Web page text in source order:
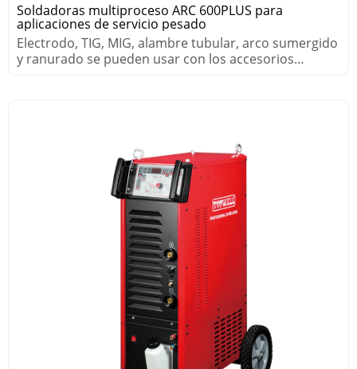
Soldadoras multiproceso ARC 600PLUS para
aplicaciones de servicio pesado
Electrodo, TIG, MIG, alambre tubular, arco sumergido
y ranurado se pueden usar con los accesorios